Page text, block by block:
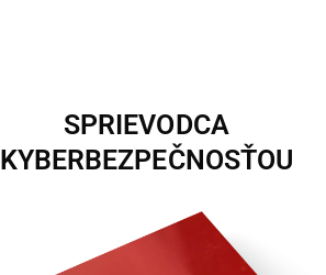
SPRIEVODCA
KYBERBEZPEČNOSŤOU